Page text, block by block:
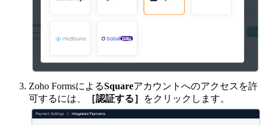
Zoho FormsによるSquareアカウントへのアクセスを許
可するには、
［認証する］ をクリックします。